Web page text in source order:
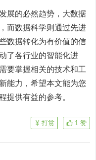
展的必然趋势，大数据
而数据科学则通过先进
数据转化为有价值的信
了各行业的智能化进
要掌握相关的技术和工
能力，希望本文能为您
提供有益的参考。
1 赞
打赏